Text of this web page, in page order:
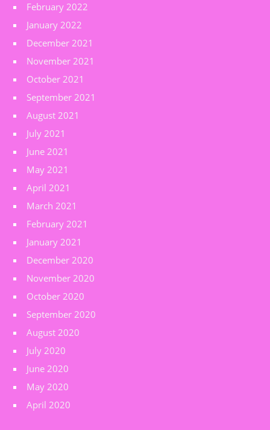
February 2022
January 2022
December 2021
November 2021
October 2021
September 2021
August 2021
July 2021
June 2021
May 2021
April 2021
March 2021
February 2021
January 2021
December 2020
November 2020
October 2020
September 2020
August 2020
July 2020
June 2020
May 2020
April 2020